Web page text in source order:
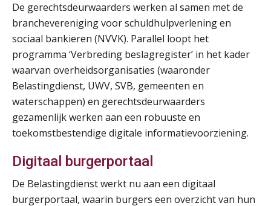
De gerechtsdeurwaarders werken al samen met de
branchevereniging voor schuldhulpverlening en
sociaal bankieren (NVVK). Parallel loopt het
programma ‘Verbreding beslagregister’ in het kader
waarvan overheidsorganisaties (waaronder
Belastingdienst, UWV, SVB, gemeenten en
waterschappen) en gerechtsdeurwaarders
gezamenlijk werken aan een robuuste en
toekomstbestendige digitale informatievoorziening.
Digitaal burgerportaal
De Belastingdienst werkt nu aan een digitaal
burgerportaal, waarin burgers een overzicht van hun
SEP
MOCuitgevers
17
SEP
MOCuitgevers
17
SEP
MOCuitgevers
17
SEP
Praktijkdiploma loonadministratie (PDL)
17
SEP
Cursus Samen sterk: efficiënte samenwerking tussen HR en salarisadministratie
MOCuitgevers